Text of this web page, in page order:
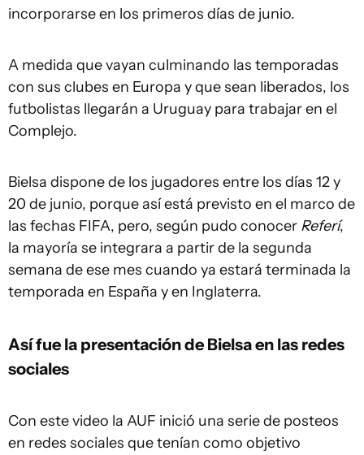
incorporarse en los primeros días de junio.
A medida que vayan culminando las temporadas
con sus clubes en Europa y que sean liberados, los
futbolistas llegarán a Uruguay para trabajar en el
Complejo.
Bielsa dispone de los jugadores entre los días 12 y
20 de junio, porque así está previsto en el marco de
las fechas FIFA, pero, según pudo conocer Referí,
la mayoría se integrara a partir de la segunda
semana de ese mes cuando ya estará terminada la
temporada en España y en Inglaterra.
Así fue la presentación de Bielsa en las redes
sociales
Con este video la AUF inició una serie de posteos
en redes sociales que tenían como objetivo